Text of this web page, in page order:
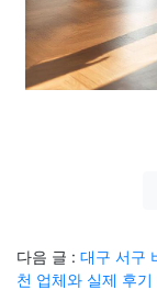
다음 글 : 대구 서구
천 업체와 실제 후기